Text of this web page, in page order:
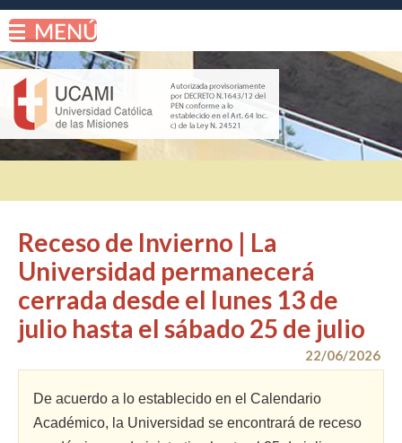
Receso de Invierno | La
Universidad permanecerá
cerrada desde el lunes 13 de
julio hasta el sábado 25 de julio
22/06/2026
De acuerdo a lo establecido en el Calendario
Académico, la Universidad se encontrará de receso